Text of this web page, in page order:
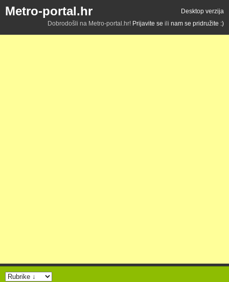
Metro-portal.hr
Desktop verzija
Dobrodošli na Metro-portal.hr! Prijavite se ili nam se pridružite :)